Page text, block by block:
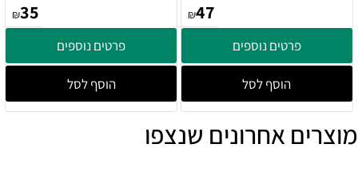
₪47
פרטים נוספים
הוסף לסל
₪35
פרטים נוספים
הוסף לסל
מוצרים אחרונים שנצפו